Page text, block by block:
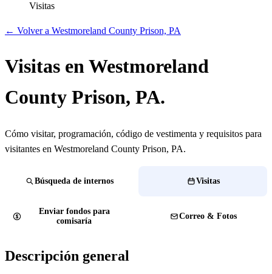
Visitas
← Volver a Westmoreland County Prison, PA
Visitas en Westmoreland
County Prison, PA.
Cómo visitar, programación, código de vestimenta y requisitos para
visitantes en Westmoreland County Prison, PA.
Búsqueda de internos Visitas
Enviar fondos para
comisaría
Correo & Fotos
Descripción general